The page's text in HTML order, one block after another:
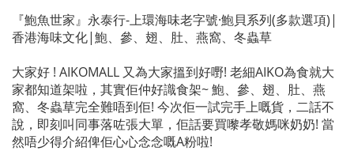
『鮑魚世家』永泰行-上環海味老字號·鮑貝系列(多款選項)|
香港海味文化|鮑、參、翅、肚、燕窩、冬蟲草
大家好 ! AIKOMALL 又為大家搵到好嘢! 老細AIKO為食就大
家都知道架啦，其實佢仲好識食架~ 鮑、參、翅、肚、燕
窩、冬蟲草完全難唔到佢! 今次佢一試完手上嘅貨，二話不
說，即刻叫同事落咗張大單，佢話要買嚟孝敬媽咪奶奶! 當
然唔少得介紹俾佢心心念念嘅A粉啦!